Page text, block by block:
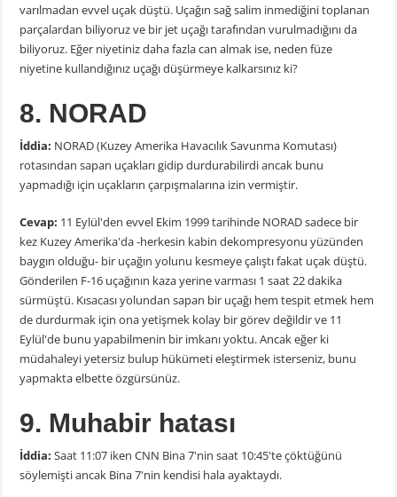
varılmadan evvel uçak düştü. Uçağın sağ salim inmediğini toplanan
parçalardan biliyoruz ve bir jet uçağı tarafından vurulmadığını da
biliyoruz. Eğer niyetiniz daha fazla can almak ise, neden füze
niyetine kullandığınız uçağı düşürmeye kalkarsınız ki?
8. NORAD
İddia: NORAD (Kuzey Amerika Havacılık Savunma Komutası)
rotasından sapan uçakları gidip durdurabilirdi ancak bunu
yapmadığı için uçakların çarpışmalarına izin vermiştir.
Cevap: 11 Eylül'den evvel Ekim 1999 tarihinde NORAD sadece bir
kez Kuzey Amerika'da -herkesin kabin dekompresyonu yüzünden
baygın olduğu- bir uçağın yolunu kesmeye çalıştı fakat uçak düştü.
Gönderilen F-16 uçağının kaza yerine varması 1 saat 22 dakika
sürmüştü. Kısacası yolundan sapan bir uçağı hem tespit etmek hem
de durdurmak için ona yetişmek kolay bir görev değildir ve 11
Eylül'de bunu yapabilmenin bir imkanı yoktu. Ancak eğer ki
müdahaleyi yetersiz bulup hükümeti eleştirmek isterseniz, bunu
yapmakta elbette özgürsünüz.
9. Muhabir hatası
İddia: Saat 11:07 iken CNN Bina 7'nin saat 10:45'te çöktüğünü
söylemişti ancak Bina 7'nin kendisi hala ayaktaydı.